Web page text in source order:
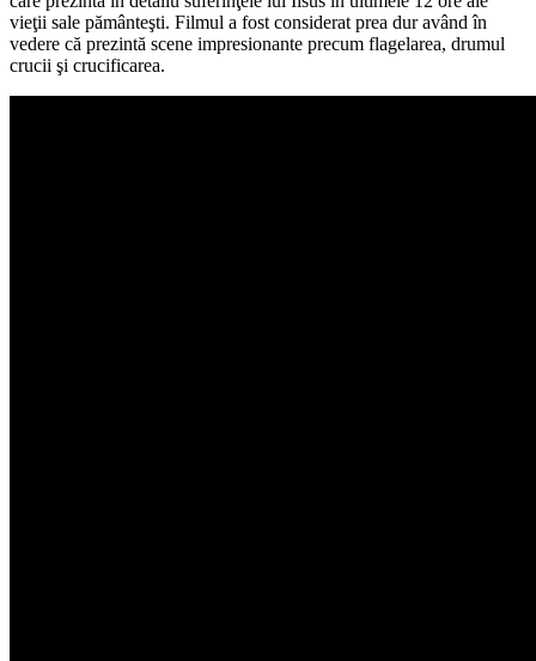
vieţii sale pământeşti. Filmul a fost considerat prea dur având în
vedere că prezintă scene impresionante precum flagelarea, drumul
crucii şi crucificarea.